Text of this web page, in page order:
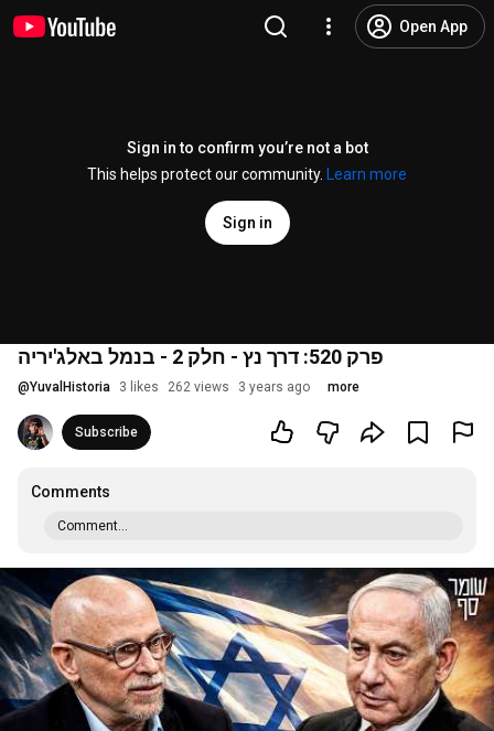
Open App
Sign in to confirm you’re not a bot
This helps protect our community.
Learn more
Sign in
פרק 520: דרך נץ - חלק 2 - בנמל באלג'יריה
@YuvalHistoria 3 likes 262 views 3 years ago more
Subscribe
Comments
Comment...